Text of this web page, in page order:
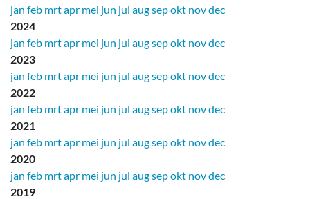
jan feb mrtapr mei jun jul augsepokt novdec
2024
jan feb mrtapr mei jun jul augsepokt novdec
2023
jan feb mrtapr mei jun jul augsepokt novdec
2022
jan feb mrtapr mei jun jul augsepokt novdec
2021
jan feb mrtapr mei jun jul augsepokt novdec
2020
jan feb mrtapr mei jun jul augsepokt novdec
2019